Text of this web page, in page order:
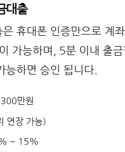
대출
휴대폰 인증만으로 계
가능하며, 5분 이내 출
능하면 승인 됩니다.
만원
연장 가능)
~ 15%